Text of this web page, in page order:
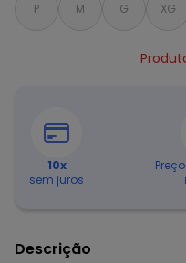
P M G XG
10x
sem juros
Descrição